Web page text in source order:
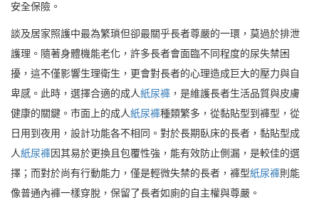
安全保險。
談及居家照護中最為繁瑣但卻最關乎長者尊嚴的一環，莫過於排泄
護理。隨著身體機能老化，許多長者會面臨不同程度的尿失禁困
擾，這不僅影響生理衛生，更會對長者的心理造成巨大的壓力與自
卑感。此時，選擇合適的成人紙尿褲 ，是維護長者生活品質與皮膚
健康的關鍵。市面上的成人紙尿褲種類繁多，從黏貼型到褲型，從
日用到夜用，設計功能各不相同。對於長期臥床的長者，黏貼型成
人紙尿褲因其易於更換且包覆性強，能有效防止側漏，是較佳的選
擇；而對於尚有行動能力，僅是輕微失禁的長者，褲型紙尿褲則能
像普通內褲一樣穿脫，保留了長者如廁的自主權與尊嚴。